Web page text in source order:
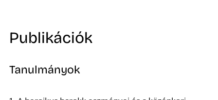
Publikációk
Tanulmányok